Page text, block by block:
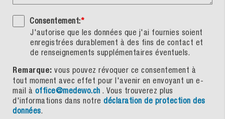
Consentement:*
J'autorise que les données que j'ai fournies soient
enregistrées durablement à des fins de contact et
de renseignements supplémentaires éventuels.
Remarque: vous pouvez révoquer ce consentement à
tout moment avec effet pour l'avenir en envoyant un e-
mail à office@medewo.ch . Vous trouverez plus
d'informations dans notre déclaration de protection des
données.